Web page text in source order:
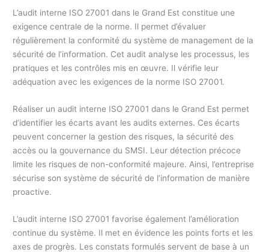
L’audit interne ISO 27001 dans le Grand Est constitue une
exigence centrale de la norme. Il permet d’évaluer
régulièrement la conformité du système de management de la
sécurité de l’information. Cet audit analyse les processus, les
pratiques et les contrôles mis en œuvre. Il vérifie leur
adéquation avec les exigences de la norme ISO 27001.
Réaliser un audit interne ISO 27001 dans le Grand Est permet
d’identifier les écarts avant les audits externes. Ces écarts
peuvent concerner la gestion des risques, la sécurité des
accès ou la gouvernance du SMSI. Leur détection précoce
limite les risques de non-conformité majeure. Ainsi, l’entreprise
sécurise son système de sécurité de l’information de manière
proactive.
L’audit interne ISO 27001 favorise également l’amélioration
continue du système. Il met en évidence les points forts et les
axes de progrès. Les constats formulés servent de base à un